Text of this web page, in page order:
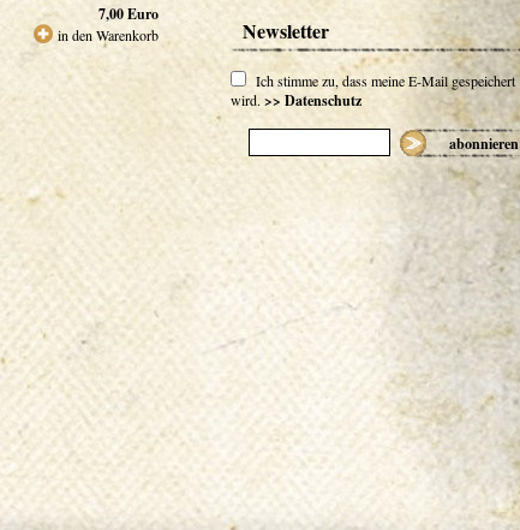
7,00Euro
in den Warenkorb Newsletter
Ich stimme zu, dass meine E-Mail gespeichert
wird. >> Datenschutz
abonnieren